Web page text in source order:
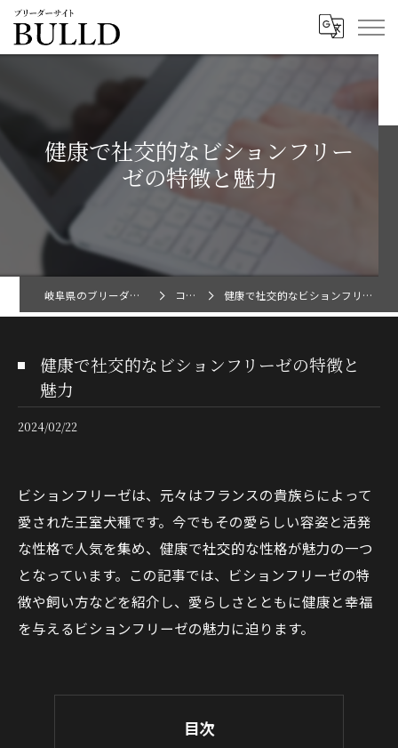
健康で社交的なビションフリー
ゼの特徴と魅力
岐阜県のブリーダーならBULLD コラム 健康で社交的なビションフリーゼの特徴と魅力
健康で社交的なビションフリーゼの特徴と
魅力
2024/02/22
ビションフリーゼは、元々はフランスの貴族らによって
愛された王室犬種です。今でもその愛らしい容姿と活発
な性格で人気を集め、健康で社交的な性格が魅力の一つ
となっています。この記事では、ビションフリーゼの特
徴や飼い方などを紹介し、愛らしさとともに健康と幸福
を与えるビションフリーゼの魅力に迫ります。
目次